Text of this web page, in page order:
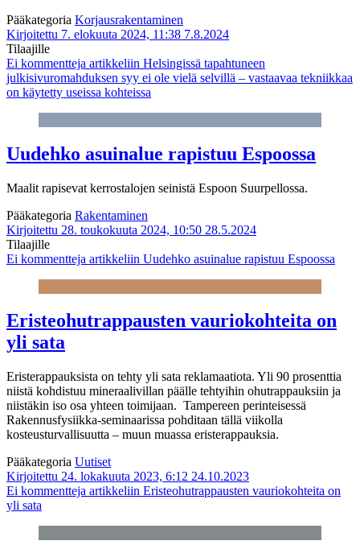
Pääkategoria Korjausrakentaminen
Kirjoitettu 7. elokuuta 2024, 11:38 7.8.2024
Tilaajille
Ei kommentteja artikkeliin Helsingissä tapahtuneen
julkisivuromahduksen syy ei ole vielä selvillä – vastaavaa tekniikkaa
on käytetty useissa kohteissa
Uudehko asuin­alue rapistuu Espoossa
Maalit rapisevat kerrostalojen seinistä Espoon Suurpellossa.
Pääkategoria Rakentaminen
Kirjoitettu 28. toukokuuta 2024, 10:50 28.5.2024
Tilaajille
Ei kommentteja artikkeliin Uudehko asuin­alue rapistuu Espoossa
Eristeohutrappausten vauriokohteita on
yli sata
Eristerappauksista on tehty yli sata reklamaatiota. Yli 90 prosenttia
niistä kohdistuu mineraalivillan päälle tehtyihin ohutrappauksiin ja
niistäkin iso osa yhteen toimijaan. Tampereen perinteisessä
Rakennusfysiikka-seminaarissa pohditaan tällä viikolla
kosteusturvallisuutta – muun muassa eristerappauksia.
Pääkategoria Uutiset
Kirjoitettu 24. lokakuuta 2023, 6:12 24.10.2023
Ei kommentteja artikkeliin Eristeohutrappausten vauriokohteita on
yli sata